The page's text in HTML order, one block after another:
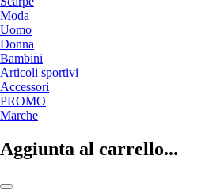
Moda
Uomo
Donna
Bambini
Articoli sportivi
Accessori
PROMO
Marche
Aggiunta al carrello...